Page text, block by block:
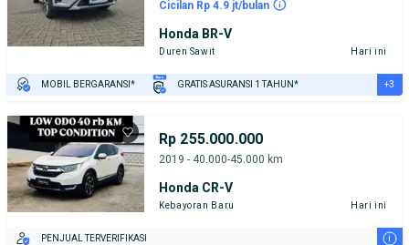
Cicilan Rp 4.9 jt/bulan
Honda BR-V
Duren Sawit Hari ini
MOBIL BERGARANSI* GRATIS ASURANSI 1 TAHUN*
PENJUAL TERVERIFIKASI
+3
Rp 255.000.000
2019 - 40.000-45.000 km
Honda CR-V
Kebayoran Baru Hari ini
PENJUAL TERVERIFIKASI i